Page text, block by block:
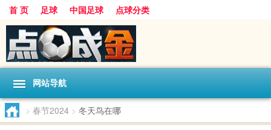
首 页 足球 中国足球 点球分类
网站导航
> 春节2024 > 冬天鸟在哪